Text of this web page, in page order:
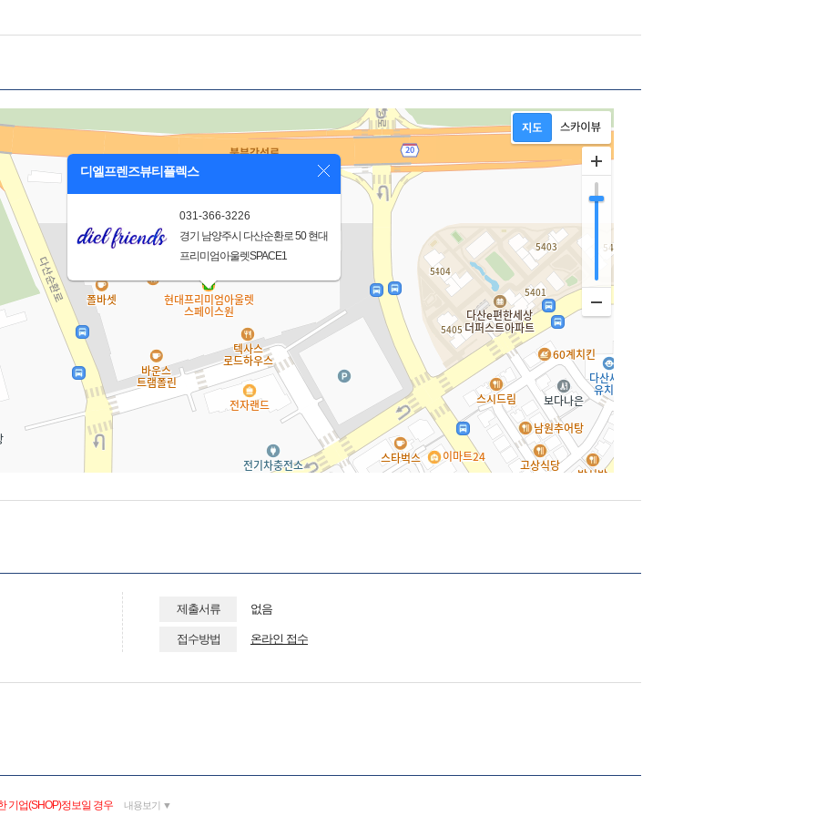
디엘프렌즈뷰티플렉스
031-366-3226
경기 남양주시 다산순환로 50 현대
프리미엄아울렛SPACE1
제출서류 없음
접수방법 온라인 접수
기업(SHOP)정보일 경우 내용보기 ▼